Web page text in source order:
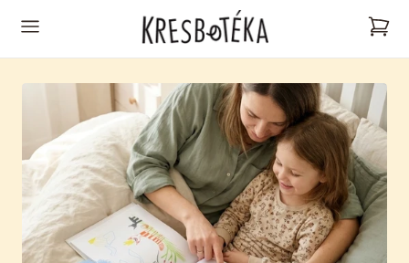
na obsah Košík